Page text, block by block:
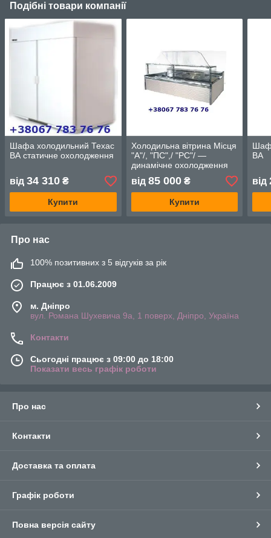
Подібні товари компанії
Шафа холодильний Техас
ВА статичне охолодження
від 34 310 ₴
Купити
Холодильна вітрина Місця
"А"/, "ПС",/ "РС"/ —
динамічне охолодження
від 85 000₴
Купити
ВА
від
Про нас
100% позитивних з 5 відгуків за рік
Працює з 01.06.2009
м. Дніпро
вул. Романа Шухевича 9а, 1 поверх, Дніпро, Україна
Контакти
Сьогодні працює з 09:00 до 18:00
Показати весь графік роботи
Про нас
Контакти
Доставка та оплата
Графік роботи
Повна версія сайту